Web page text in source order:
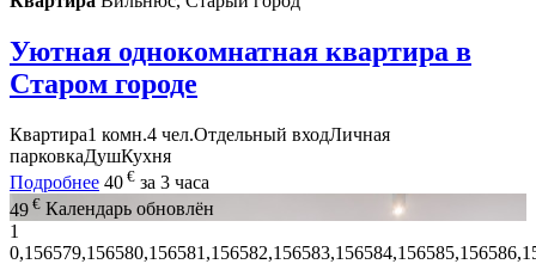
Уютная однокомнатная квартира в
Старом городе
Квартира1 комн.4 чел.Отдельный входЛичная
парковкаДушКухня
Подробнее 40 € за 3 часа
49 € Календарь обновлён
1